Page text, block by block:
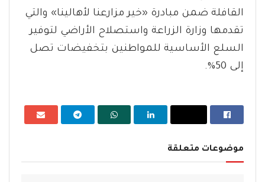
القافلة ضمن مبادرة «خير مزارعنا لأهالينا» والتي
تقدمها وزارة الزراعة واستصلاح الأراضي لتوفير
السلع الأساسية للمواطنين بتخفيضات تصل
إلى 50%.
موضوعات متعلقة